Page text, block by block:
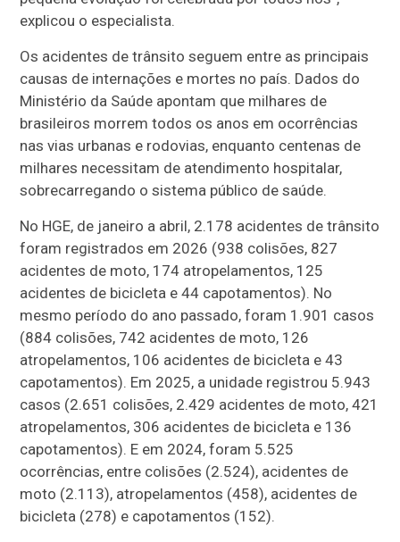
explicou o especialista.
Os acidentes de trânsito seguem entre as principais
causas de internações e mortes no país. Dados do
Ministério da Saúde apontam que milhares de
brasileiros morrem todos os anos em ocorrências
nas vias urbanas e rodovias, enquanto centenas de
milhares necessitam de atendimento hospitalar,
sobrecarregando o sistema público de saúde.
No HGE, de janeiro a abril, 2.178 acidentes de trânsito
foram registrados em 2026 (938 colisões, 827
acidentes de moto, 174 atropelamentos, 125
acidentes de bicicleta e 44 capotamentos). No
mesmo período do ano passado, foram 1.901 casos
(884 colisões, 742 acidentes de moto, 126
atropelamentos, 106 acidentes de bicicleta e 43
capotamentos). Em 2025, a unidade registrou 5.943
casos (2.651 colisões, 2.429 acidentes de moto, 421
atropelamentos, 306 acidentes de bicicleta e 136
capotamentos). E em 2024, foram 5.525
ocorrências, entre colisões (2.524), acidentes de
moto (2.113), atropelamentos (458), acidentes de
bicicleta (278) e capotamentos (152).